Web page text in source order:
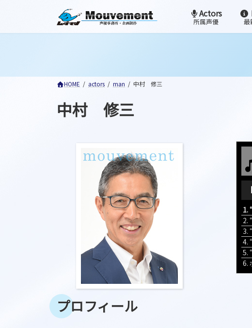
ス
ン
Actors
所属声優 最
HOME actors man 中村 修三
中村 修三
プ
レ
ー
ヤ
ー
1.
2.
3.
4.
5.
6.
プロフィール